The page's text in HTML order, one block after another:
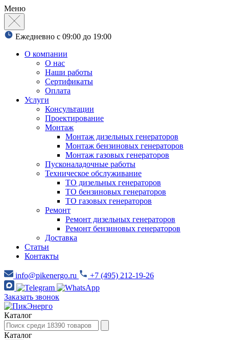
Меню
Ежедневно с 09:00 до 19:00
О компании
О нас
Наши работы
Сертификаты
Оплата
Услуги
Консультации
Проектирование
Монтаж
Монтаж дизельных генераторов
Монтаж бензиновых генераторов
Монтаж газовых генераторов
Пусконаладочные работы
Техническое обслуживание
ТО дизельных генераторов
ТО бензиновых генераторов
ТО газовых генераторов
Ремонт
Ремонт дизельных генераторов
Ремонт бензиновых генераторов
Доставка
Статьи
Контакты
info@pikenergo.ru +7 (495) 212-19-26
Заказать звонок
Каталог
Каталог